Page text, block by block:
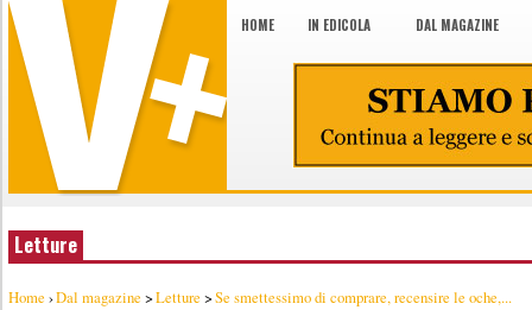
HOME IN EDICOLA DAL MAGAZINE
Letture
Home ›Dal magazine >Letture >Se smettessimo di comprare, recensire le oche,...